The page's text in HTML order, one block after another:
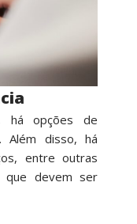
há opções de
Além disso, há
entre outras
que devem ser